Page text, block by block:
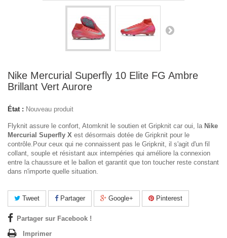
Nike Mercurial Superfly 10 Elite FG Ambre
Brillant Vert Aurore
État : Nouveau produit
Flyknit assure le confort, Atomknit le soutien et Gripknit car oui, la Nike
Mercurial Superfly X est désormais dotée de Gripknit pour le
contrôle.Pour ceux qui ne connaissent pas le Gripknit, il s'agit d'un fil
collant, souple et résistant aux intempéries qui améliore la connexion
entre la chaussure et le ballon et garantit que ton toucher reste constant
dans n'importe quelle situation.
Tweet Partager Google+ Pinterest
Partager sur Facebook !
Imprimer